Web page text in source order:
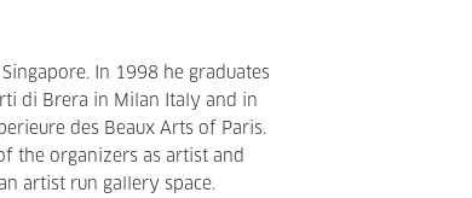
In 1998 he graduates
di Brera in Milan Italy and in
des Beaux Arts of Paris.
the organizers as artist and
artist run gallery space.